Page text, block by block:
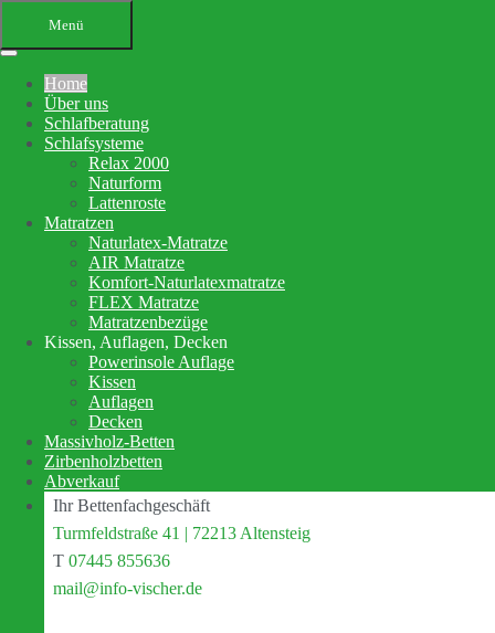
Menü
Home
Über uns
Schlafberatung
Schlafsysteme
Relax 2000
Naturform
Lattenroste
Matratzen
Naturlatex-Matratze
AIR Matratze
Komfort-Naturlatexmatratze
FLEX Matratze
Matratzenbezüge
Kissen, Auflagen, Decken
Powerinsole Auflage
Kissen
Auflagen
Decken
Massivholz-Betten
Zirbenholzbetten
Abverkauf
Ihr Bettenfachgeschäft
Turmfeldstraße 41 | 72213 Altensteig
T 07445 855636
mail@info-vischer.de
Ihr Bettenfachgeschäft in
Altensteig
Matratzenberatung
und Betten
Ihre Schlafberatung
Schlafsystem Relax 2000
Matratzen aus reinem Naturlatex